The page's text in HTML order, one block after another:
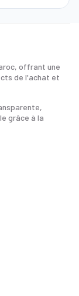
offrant une
de l'achat et
grâce à la